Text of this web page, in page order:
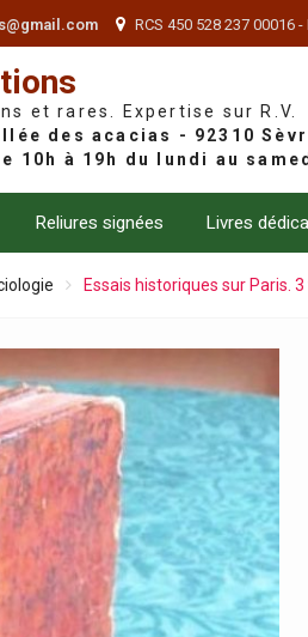
RCS 450 528 237 00016
et rares. Expertise sur R.V.
Reliures signées Livres
Essais historiques sur Paris. 3